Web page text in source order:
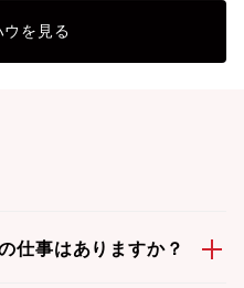
を見る
仕事はありますか？